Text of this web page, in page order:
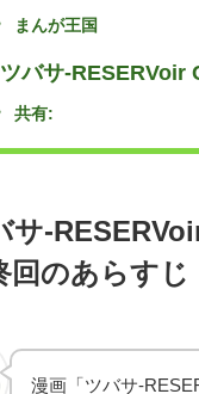
まんが王国
ツバサ-RESERVoir
共有:
サ-
回のあらすじ
漫画「ツバサ-